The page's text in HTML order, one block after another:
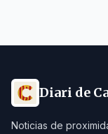
Diari de
Noticias de